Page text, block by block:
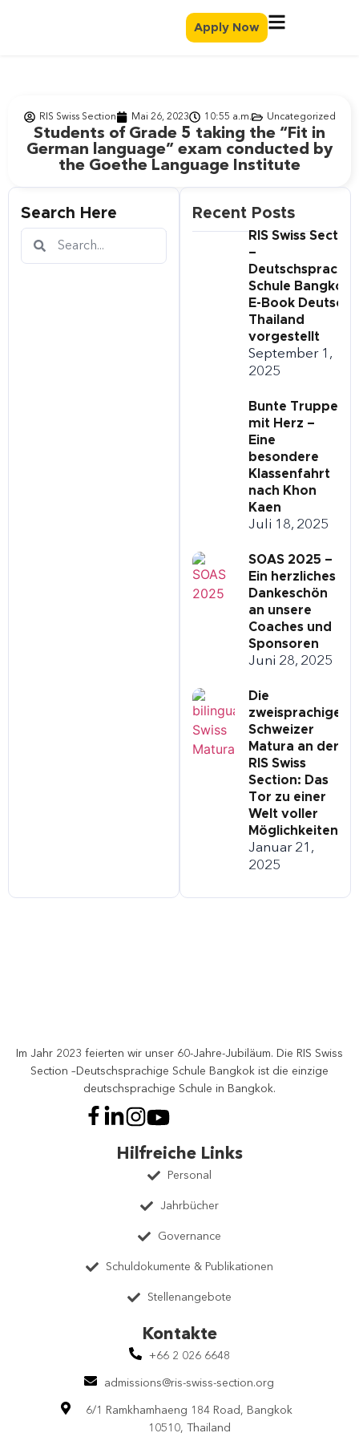
Apply Now
RIS Swiss Section Mai 26, 2023 10:55 a.m. Uncategorized
Students of Grade 5 taking the “Fit in
German language” exam conducted by
the Goethe Language Institute
Search Here Recent Posts
RIS Swiss Section
–
Schule Bangkok
E-Book Deutsch
Thailand
vorgestellt
September 1,
2025
Bunte Truppe
mit Herz –
Eine
besondere
Klassenfahrt
nach Khon
Kaen
Juli 18, 2025
SOAS 2025 –
Ein herzliches
Dankeschön
an unsere
Coaches und
Sponsoren
Juni 28, 2025
Die
zweisprachige
Schweizer
Matura an der
RIS Swiss
Section: Das
Tor zu einer
Welt voller
Möglichkeiten
Januar 21,
2025
Im Jahr 2023 feierten wir unser 60-Jahre-Jubiläum. Die RIS Swiss
Section –Deutschsprachige Schule Bangkok ist die einzige
deutschsprachige Schule in Bangkok.
Hilfreiche Links
Personal
Jahrbücher
Governance
Schuldokumente & Publikationen
Stellenangebote
Kontakte
+66 2 026 6648
admissions@ris-swiss-section.org
6/1 Ramkhamhaeng 184 Road, Bangkok
10510, Thailand